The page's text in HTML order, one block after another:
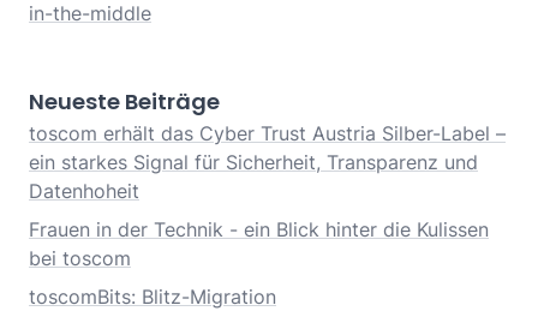
in-the-middle
Neueste Beiträge
toscom erhält das Cyber Trust Austria Silber-Label –
ein starkes Signal für Sicherheit, Transparenz und
Datenhoheit
Frauen in der Technik - ein Blick hinter die Kulissen
bei toscom
toscomBits: Blitz-Migration